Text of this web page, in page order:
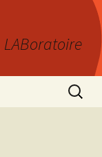
LABoratoire